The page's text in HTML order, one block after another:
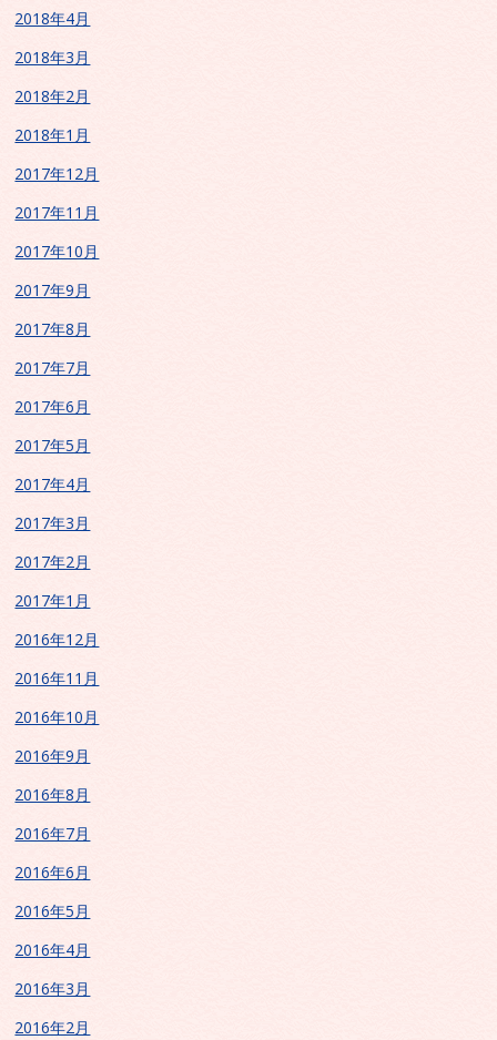
2018年4月
2018年3月
2018年2月
2018年1月
2017年12月
2017年11月
2017年10月
2017年9月
2017年8月
2017年7月
2017年6月
2017年5月
2017年4月
2017年3月
2017年2月
2017年1月
2016年12月
2016年11月
2016年10月
2016年9月
2016年8月
2016年7月
2016年6月
2016年5月
2016年4月
2016年3月
2016年2月